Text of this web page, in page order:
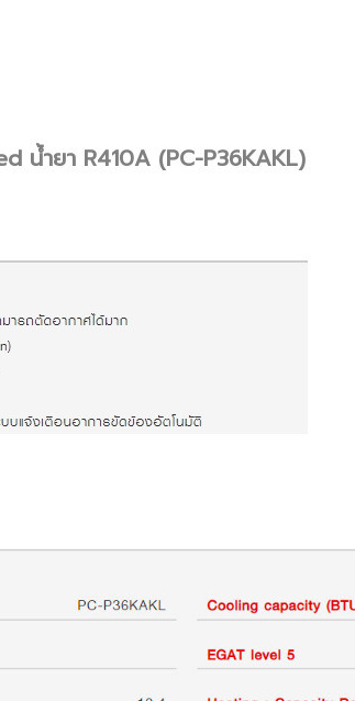
น้ำยา R410A (PC-P36KAKL)